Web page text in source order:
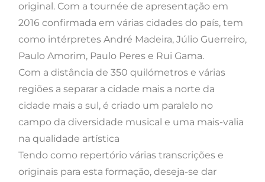
original. Com a tournée de apresentação em
2016 confirmada em várias cidades do país, tem
como intérpretes André Madeira, Júlio Guerreiro,
Paulo Amorim, Paulo Peres e Rui Gama.
Com a distância de 350 quilómetros e várias
regiões a separar a cidade mais a norte da
cidade mais a sul, é criado um paralelo no
campo da diversidade musical e uma mais-valia
na qualidade artística
Tendo como repertório várias transcrições e
originais para esta formação, deseja-se dar